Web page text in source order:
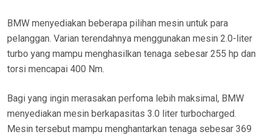
BMW menyediakan beberapa pilihan mesin untuk para
pelanggan. Varian terendahnya menggunakan mesin 2.0-liter
turbo yang mampu menghasilkan tenaga sebesar 255 hp dan
torsi mencapai 400 Nm.
Bagi yang ingin merasakan perfoma lebih maksimal, BMW
menyediakan mesin berkapasitas 3.0 liter turbocharged.
Mesin tersebut mampu menghantarkan tenaga sebesar 369